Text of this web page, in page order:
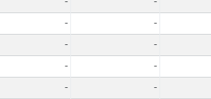
-
-
-
-
-
-
-
-